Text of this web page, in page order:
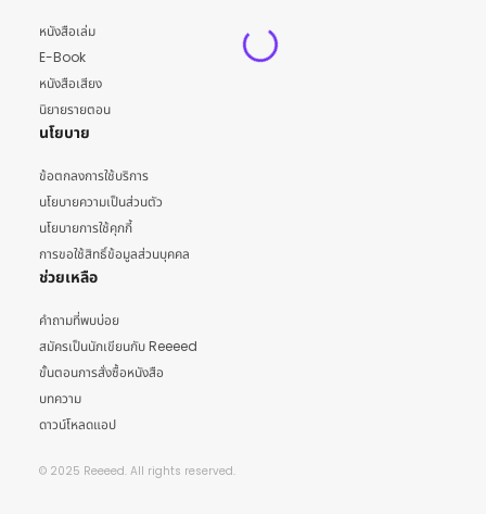
หนังสือเล่ม
E-Book
หนังสือเสียง
นิยายรายตอน
นโยบาย
ข้อตกลงการใช้บริการ
นโยบายความเป็นส่วนตัว
นโยบายการใช้คุกกี้
การขอใช้สิทธิ์ข้อมูลส่วนบุคคล
ช่วยเหลือ
คำถามที่พบบ่อย
สมัครเป็นนักเขียนกับ Reeeed
ขั้นตอนการสั่งซื้อหนังสือ
บทความ
ดาวน์โหลดแอป
© 2025 Reeeed. All rights reserved.